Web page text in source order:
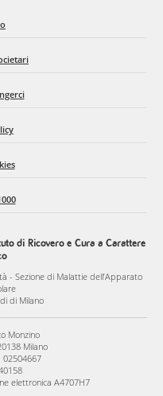
di Ricovero e Cura a Carattere
- Sezione di Malattie dell’Apparato
di Milano
Monzino
Milano
02504667
elettronica A4707H7